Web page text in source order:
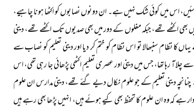
اس میں کوئی شک نہیں ہے۔ ان دونوں نصابوں کو اکٹھا ہونا چاہیے،
انڈیا کمپنی کے دور میں بھی اکٹھے تھے، جبکہ مغلوں کے دور میں بھی صدیوں تک اکٹھے تھے، دینی
کے بعد جب تاجِ برطانیہ نے یہاں کا نظام سنبھالا تو اس نظام کو ختم کر دیا اور دینی تعلیم کو نصاب سے
آ رہا تھا، جس میں دینی اور عصری تعلیم اکٹھی پڑھائی جا رہی تھی، اس
چنانچہ دینی تعلیم کے جو علوم نکال دیے گئے تھے، دینی مدارس ان علوم
ہے کہ وہ ان علوم کا تحفظ بھی کیے ہوئے ہیں، انہیں پڑھا بھی رہے ہیں